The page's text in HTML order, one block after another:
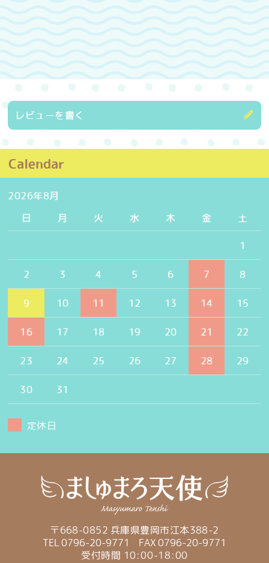
レビューを書く
Calendar
2026年8月
日
月 火 水 木 金
土
1
2 3 4 5 6 7 8
9 10 11 12 13 14 15
16 17 18 19 20 21 22
23 24 25 26 27 28 29
30 31
定休日
〒668-0852 兵庫県豊岡市江本388-2
TEL 0796-20-9771
FAX 0796-20-9771
受付時間 10:00-18:00